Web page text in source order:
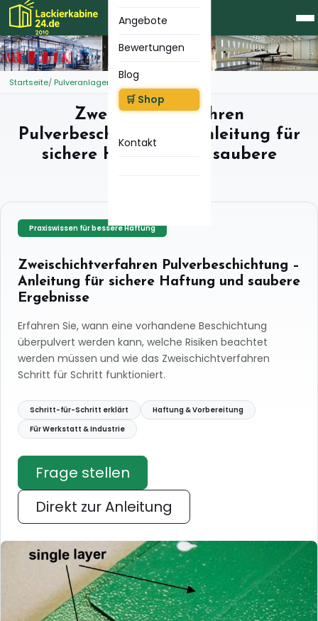
Angebote
Bewertungen
Blog
🛒 Shop
Kontakt
Startseite Pulveranlagen Zweischichtverfahren
Zweischichtverfahren
Pulverbeschichtung – Anleitung für
sichere Haftung und saubere
Praxiswissen für bessere Haftung
Zweischichtverfahren Pulverbeschichtung –
Anleitung für sichere Haftung und saubere
Ergebnisse
Erfahren Sie, wann eine vorhandene Beschichtung
überpulvert werden kann, welche Risiken beachtet
werden müssen und wie das Zweischichtverfahren
Schritt für Schritt funktioniert.
Schritt-für-Schritt erklärt Haftung & Vorbereitung
Für Werkstatt & Industrie
Frage stellen
Direkt zur Anleitung